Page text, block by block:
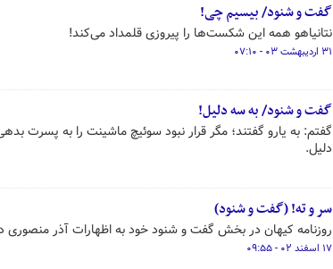
گفت و شنود/ بیسیم چی!
نتانیاهو همه این شکست‌ها را پیروزی قلمداد می‌کند!
۳۱ اردیبهشت ۰۳ - ۰۷:۱۰
گفت و شنود/ به سه دلیل!
گفتم: به یارو گفتند؛ مگر قرار نبود سوئیچ ماشینت را به پسرت
دلیل.
سر و ته! (گفت و شنود)
روزنامه کیهان در بخش گفت و شنود خود به اظهارات آذر منصوری
۱۷ اسفند ۰۲ - ۰۹:۵۵